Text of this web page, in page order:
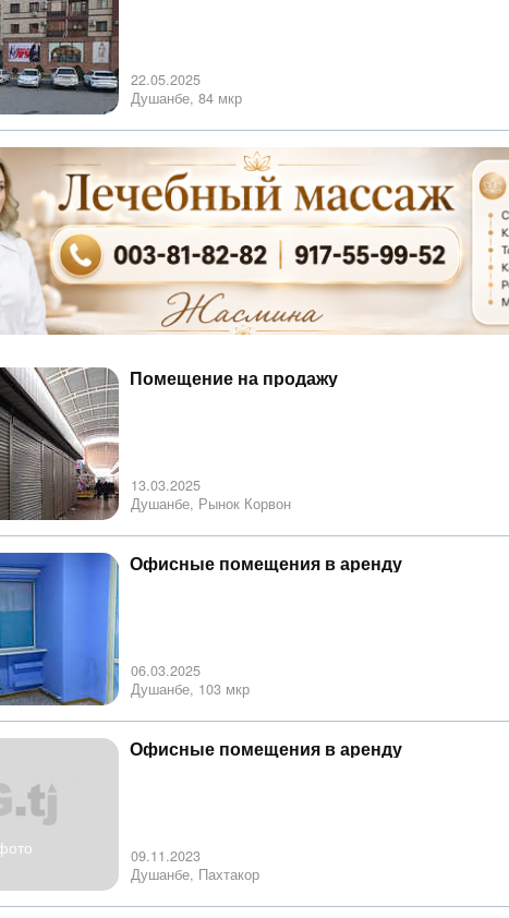
22.05.2025
Душанбе, 84 мкр
Помещение на продажу
13.03.2025
Душанбе, Рынок Корвон
Офисные помещения в аренду
06.03.2025
Душанбе, 103 мкр
Офисные помещения в аренду
09.11.2023
Душанбе, Пахтакор